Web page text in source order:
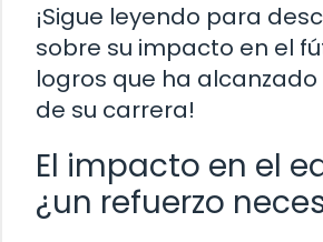
¡Sigue leyendo para
sobre su impacto en el
logros que ha
de su carrera!
El impacto en el
¿un refuerzo